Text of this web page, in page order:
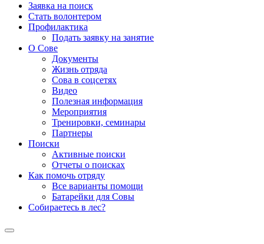
Заявка на поиск
Стать волонтером
Профилактика
Подать заявку на занятие
О Сове
Документы
Жизнь отряда
Сова в соцсетях
Видео
Полезная информация
Мероприятия
Тренировки, семинары
Партнеры
Поиски
Активные поиски
Отчеты о поисках
Как помочь отряду
Все варианты помощи
Батарейки для Совы
Собираетесь в лес?